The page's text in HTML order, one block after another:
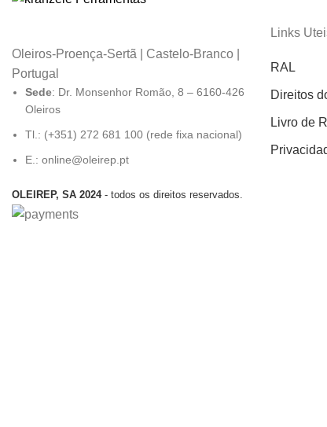
Oleiros-Proença-Sertã | Castelo-Branco |
Portugal
Sede: Dr. Monsenhor Romão, 8 – 6160-426
Oleiros
Tl.: (+351) 272 681 100 (rede fixa nacional)
E.: online@oleirep.pt
Links
RAL
Direitos
Livro de
OLEIREP, SA 2024 - todos os direitos reservados.